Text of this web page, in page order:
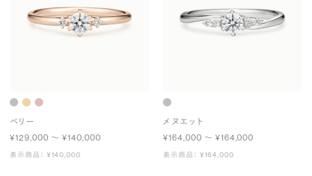
ベリー
¥129,000 〜 ¥140,000
表示商品： ¥140,000
メヌエット
¥164,000 〜 ¥164,000
表示商品： ¥164,000